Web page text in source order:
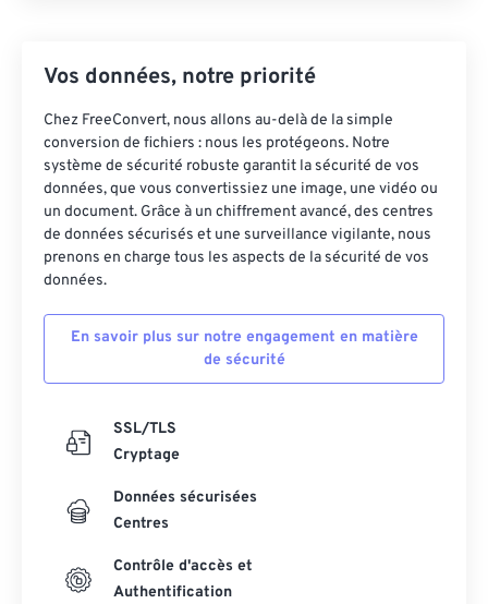
Vos données, notre priorité
Chez FreeConvert, nous allons au-delà de la simple
conversion de fichiers : nous les protégeons. Notre
système de sécurité robuste garantit la sécurité de vos
données, que vous convertissiez une image, une vidéo ou
un document. Grâce à un chiffrement avancé, des centres
de données sécurisés et une surveillance vigilante, nous
prenons en charge tous les aspects de la sécurité de vos
données.
En savoir plus sur notre engagement en matière
de sécurité
SSL/TLS
Cryptage
Données sécurisées
Centres
Contrôle d'accès et
Authentification